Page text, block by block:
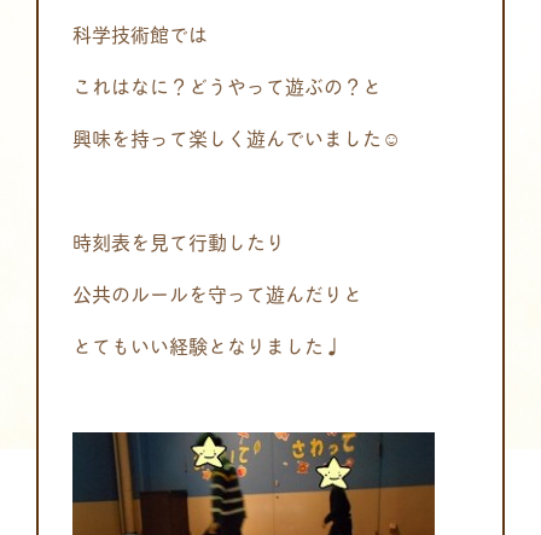
科学技術館では
これはなに？どうやって遊ぶの？と
興味を持って楽しく遊んでいました☺
時刻表を見て行動したり
公共のルールを守って遊んだりと
とてもいい経験となりました♩